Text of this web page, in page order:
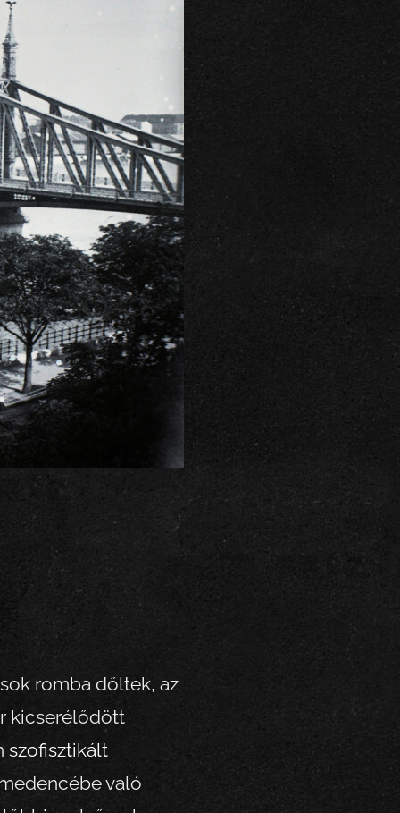
romba dőltek, az
kicserélődött
szofisztikált
való